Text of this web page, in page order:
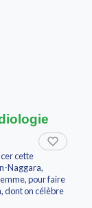
cette
Naggara,
pour faire
dont on célèbre